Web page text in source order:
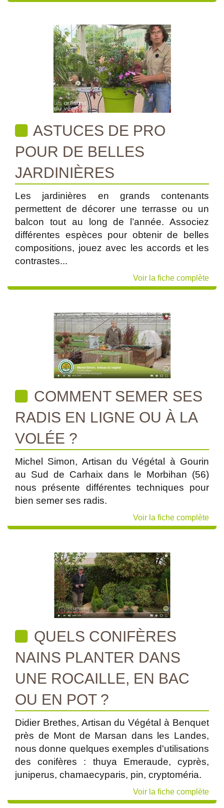
ASTUCES DE PRO
POUR DE BELLES
JARDINIÈRES
Les jardinières en grands contenants
permettent de décorer une terrasse ou un
balcon tout au long de l’année. Associez
différentes espèces pour obtenir de belles
compositions, jouez avec les accords et les
contrastes...
Voir la fiche complète
COMMENT SEMER SES
RADIS EN LIGNE OU À LA
VOLÉE ?
Michel Simon, Artisan du Végétal à Gourin
au Sud de Carhaix dans le Morbihan (56)
nous présente différentes techniques pour
bien semer ses radis.
Voir la fiche complète
QUELS CONIFÈRES
NAINS PLANTER DANS
UNE ROCAILLE, EN BAC
OU EN POT ?
Didier Brethes, Artisan du Végétal à Benquet
près de Mont de Marsan dans les Landes,
nous donne quelques exemples d'utilisations
des conifères : thuya Emeraude, cyprès,
juniperus, chamaecyparis, pin, cryptoméria.
Voir la fiche complète